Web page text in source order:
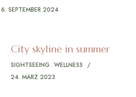
SEPTEMBER 2024
City skyline in summer
SIGHTSEEING WELLNESS
24. MÄRZ 2023